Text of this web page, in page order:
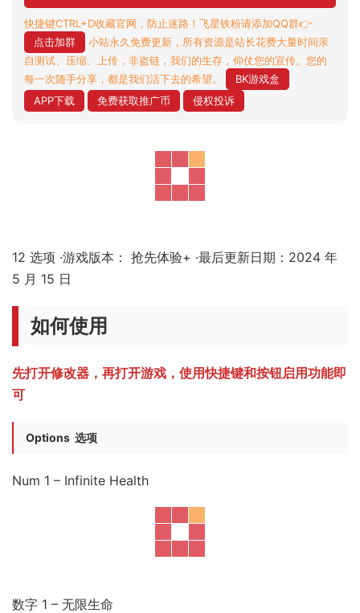
快捷键CTRL+D收藏官网，防止迷路！飞星铁粉请添加QQ群👉
点击加群
小站永久免费更新，所有资源是站长花费大量时间亲
自测试、压缩、上传，非盗链，我们的生存，仰仗您的宣传。您的
每一次随手分享，都是我们活下去的希望。
BK游戏盒
APP下载
免费获取推广币 侵权投诉
12 选项 ·游戏版本： 抢先体验+ ·最后更新日期：2024 年
5 月 15 日
如何使用
先打开修改器，再打开游戏，使用快捷键和按钮启用功能即
可
Options 选项
Num 1 – Infinite Health
数字 1 – 无限生命